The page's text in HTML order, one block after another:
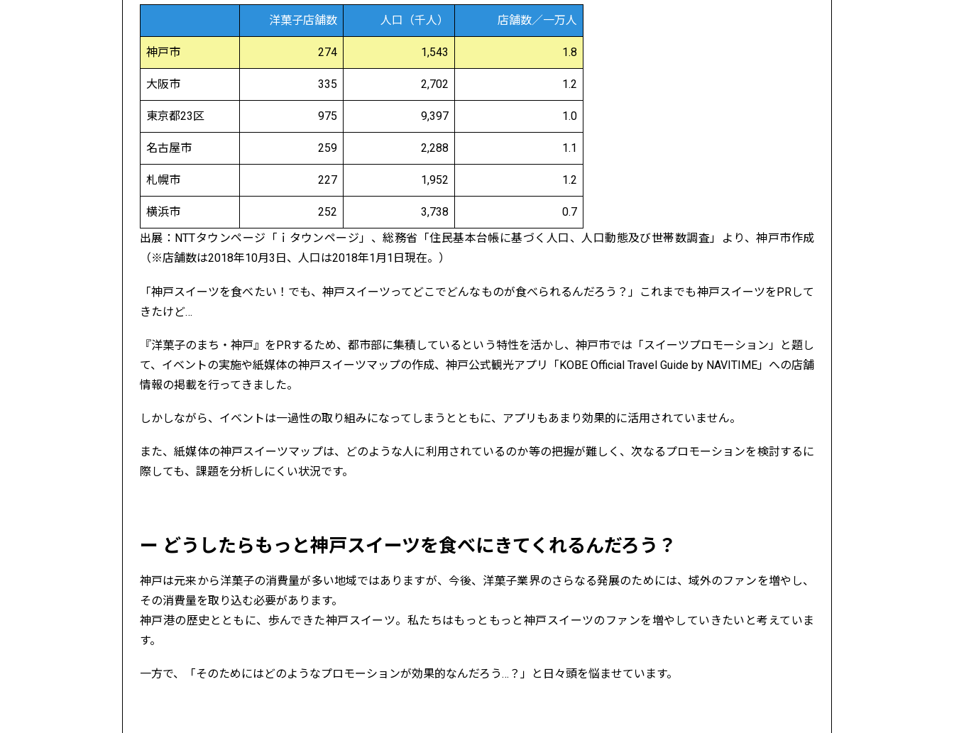
洋菓子店舗数 人口（千人） 店舗数／一万人
神戸市 274 1,543 1.8
大阪市 335 2,702 1.2
東京都23区 975 9,397 1.0
名古屋市 259 2,288 1.1
札幌市 227 1,952 1.2
横浜市 252 3,738
0.7
出展：NTTタウンページ「ｉタウンページ」、総務省「住民基本台帳に基づく人口、人口動態及び世帯数調査」より、神戸市作成
（※店舗数は2018年10月3日、人口は2018年1月1日現在。）
「神戸スイーツを食べたい！でも、神戸スイーツってどこでどんなものが食べられるんだろう？」これまでも神戸スイーツをPRして
きたけど…
『洋菓子のまち・神戸』をPRするため、都市部に集積しているという特性を活かし、神戸市では「スイーツプロモーション」と題し
て、イベントの実施や紙媒体の神戸スイーツマップの作成、神戸公式観光アプリ「KOBE Official Travel Guide by NAVITIME」への店舗
情報の掲載を行ってきました。
しかしながら、イベントは一過性の取り組みになってしまうとともに、アプリもあまり効果的に活用されていません。
また、紙媒体の神戸スイーツマップは、どのような人に利用されているのか等の把握が難しく、次なるプロモーションを検討するに
際しても、課題を分析しにくい状況です。
どうしたらもっと神戸スイーツを食べにきてくれるんだろう？
神戸は元来から洋菓子の消費量が多い地域ではありますが、今後、洋菓子業界のさらなる発展のためには、域外のファンを増やし、
その消費量を取り込む必要があります。
神戸港の歴史とともに、歩んできた神戸スイーツ。私たちはもっともっと神戸スイーツのファンを増やしていきたいと考えていま
す。
一方で、「そのためにはどのようなプロモーションが効果的なんだろう…？」と日々頭を悩ませています。